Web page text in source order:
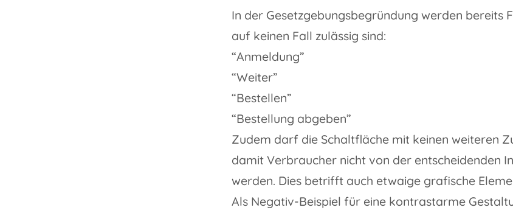
In der Gesetzgebungsbegründung werden bereits
auf keinen Fall zulässig sind:
“Anmeldung”
“Weiter”
“Bestellen”
“Bestellung abgeben”
Zudem darf die Schaltfläche mit keinen weiteren
damit Verbraucher nicht von der entscheidenden
werden. Dies betrifft auch etwaige grafische
Als Negativ-Beispiel für eine kontrastarme